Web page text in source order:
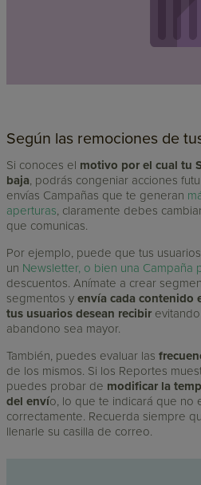
Según las remociones de
Si conoces el motivo por el cual tu
baja, podrás congeniar acciones
envías Campañas que te generan
aperturas, claramente debes
que comunicas.
Por ejemplo, puede que tus
un Newsletter, o bien una Campaña
descuentos. Anímate a crear
segmentos yenvía cada contenido
tus usuarios desean recibir
abandono sea mayor.
También, puedes evaluar las
de los mismos. Si los Reportes
puedes probar de modificar la
del envío, lo que te indicará que no
correctamente. Recuerda siempre
llenarle su casilla de correo.